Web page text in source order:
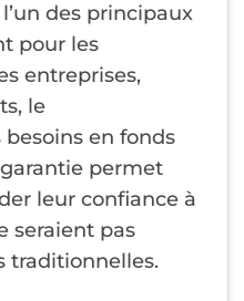
des principaux
pour les
entreprises,
le
en fonds
permet
leur confiance à
seraient pas
traditionnelles.